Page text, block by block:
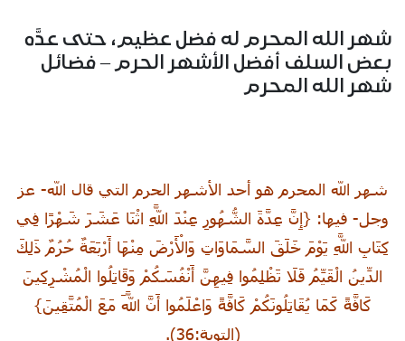
شهر الله المحرم له فضل عظيم، حتى عدَّه
بعض السلف أفضل الأشهر الحرم – فضائل
شهر الله المحرم
شهر الله المحرم هو أحد الأشهر الحرم التي قال الله- عز
وجل- فيها: {إِنَّ عِدَّةَ الشُّهُورِ عِنْدَ اللَّهِ اثْنَا عَشَرَ شَهْرًا فِي
كِتَابِ اللَّهِ يَوْمَ خَلَقَ السَّمَاوَاتِ وَالْأَرْضَ مِنْهَا أَرْبَعَةٌ حُرُمٌ ذَلِكَ
الدِّينُ الْقَيِّمُ فَلَا تَظْلِمُوا فِيهِنَّ أَنْفُسَكُمْ وَقَاتِلُوا الْمُشْرِكِينَ
كَافَّةً كَمَا يُقَاتِلُونَكُمْ كَافَّةً وَاعْلَمُوا أَنَّ اللَّهَ مَعَ الْمُتَّقِينَ}
(التوبة:36).